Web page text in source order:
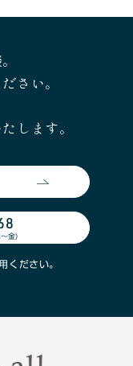
さい。
します。
金)
ください。